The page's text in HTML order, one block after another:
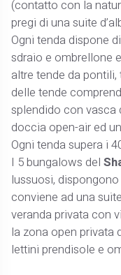
(contatto con la
pregi di una suite
Ogni tenda dispone
sdraio e ombrellone
altre tende da
delle tende
splendido con vasca
doccia open-air ed
Ogni tenda supera i
I 5 bungalows del
lussuosi,
conviene ad una
veranda privata con
la zona open privata
lettini prendisole e